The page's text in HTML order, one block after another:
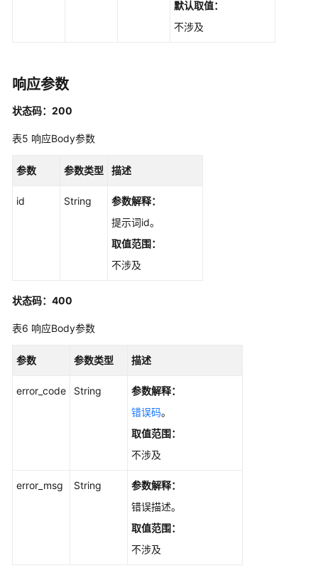
视
帮
用
参
考
产
术
担
默认取值：
不涉及
响应参数
状态码：200
表5 响应Body参数
参数 参数类型 描述
id String
参数解释：
提示词id。
取值范围：
不涉及
状态码：400
表6 响应Body参数
参数 参数类型 描述
error_code String
参数解释：
错误码。
取值范围：
不涉及
error_msg String
参数解释：
错误描述。
取值范围：
不涉及